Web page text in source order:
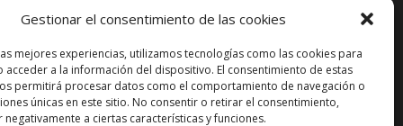
Gestionar el consentimiento de las cookies
mejores experiencias, utilizamos tecnologías como las cookies para
acceder a la información del dispositivo. El consentimiento de estas
permitirá procesar datos como el comportamiento de navegación o
únicas en este sitio. No consentir o retirar el consentimiento,
a ciertas características y funciones.
12230